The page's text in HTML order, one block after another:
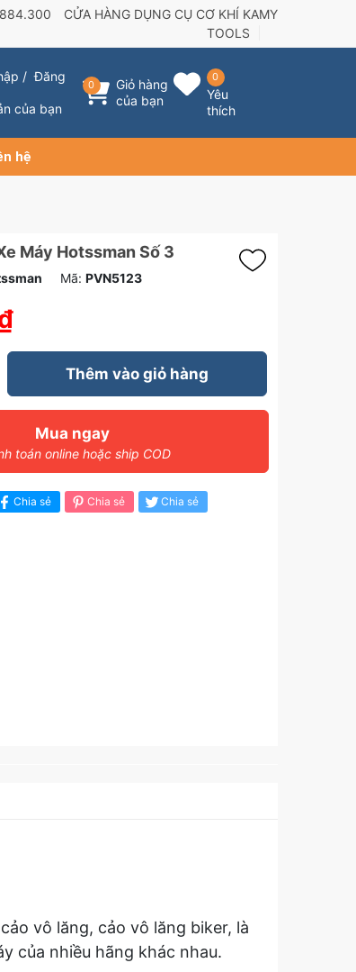
CỬA HÀNG DỤNG CỤ CƠ KHÍ KAMY
TOOLS
/Đăng
của bạn
0
Giỏ hàng
của bạn
0
Yêu
thích
hệ
Máy Hotssman Số 3
Mã: PVN5123
Thêm vào giỏ hàng
Mua ngay
toán online hoặc ship COD
Chia sẻ Chia sẻ Chia sẻ
vô lăng, cảo vô lăng biker, là
của nhiều hãng khác nhau.